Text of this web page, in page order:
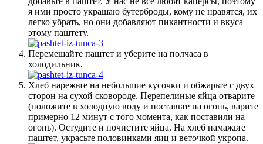
я ими просто украшаю бутерброды, кому не нравятся, их
легко убрать, но они добавляют пикантности и вкуса
этому паштету.
Перемешайте паштет и уберите на полчаса в
холодильник.
Хлеб нарежьте на небольшие кусочки и обжарьте с двух
сторон на сухой сковороде. Перепелиные яйца отварите
(положите в холодную воду и поставьте на огонь, варите
примерно 12 минут с того момента, как поставили на
огонь). Остудите и почистите яйца. На хлеб намажьте
паштет, украсьте половинками яиц и веточкой укропа.